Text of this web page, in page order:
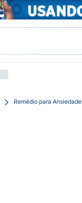
Remédio para Ansiedade